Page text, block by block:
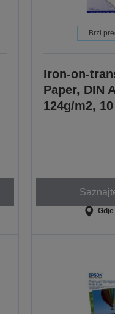
Brzi
Iron-on-
Paper, DIN
124g/m2,